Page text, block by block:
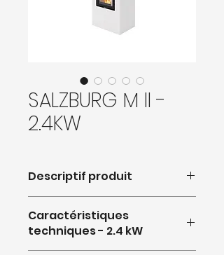
SALZBURG M II -
2.4KW
Descriptif produit
Caractéristiques
techniques - 2.4 kW